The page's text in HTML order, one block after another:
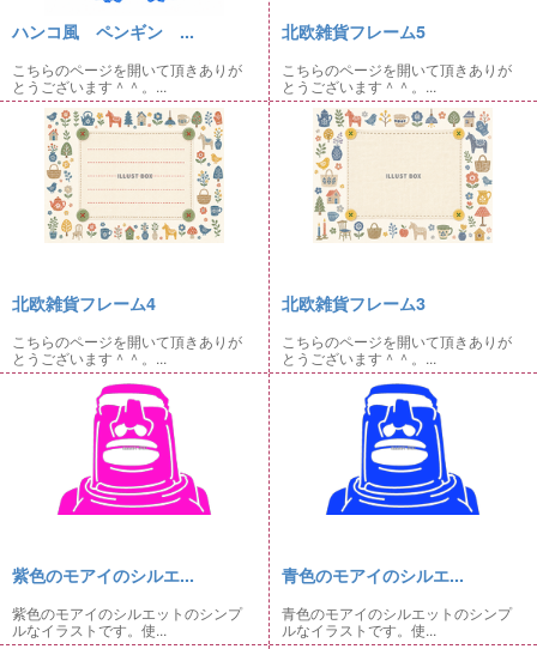
ハンコ風 ペンギン ...
こちらのページを開いて頂きありが
とうございます＾＾。...
北欧雑貨フレーム5
こちらのページを開いて頂きありが
とうございます＾＾。...
北欧雑貨フレーム4
こちらのページを開いて頂きありが
とうございます＾＾。...
北欧雑貨フレーム3
こちらのページを開いて頂きありが
とうございます＾＾。...
紫色のモアイのシルエ...
紫色のモアイのシルエットのシンプ
ルなイラストです。使...
青色のモアイのシルエ...
青色のモアイのシルエットのシンプ
ルなイラストです。使...